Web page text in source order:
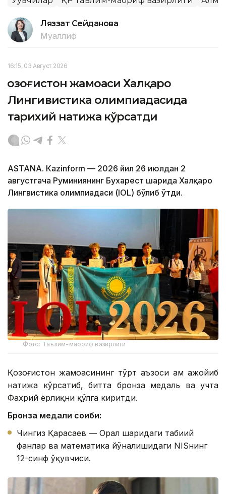
Ляззат Сейданова
Муаллиф
16:15, 03 Август 2026
Қозоғистон жамоаси Халқаро
Лингивистика олимпиадасида
тарихий натижа кўрсатди
ASTANА. Кazinform — 2026 йил 26 июлдан 2
августгача Руминиянинг Бухарест шаҳрида Халқаро
Лингвистика олимпиадаси (IOL) бўлиб ўтди.
Фото: Таълим-маориф вазирлиги
Қозоғистон жамоасининг тўрт аъзоси ҳам ажойиб
натижа кўрсатиб, битта бронза медаль ва учта
Фахрий ёрлиқни қўлга киритди.
Бронза медали соҳиби:
Чингиз Қарасаев — Орал шаҳридаги табиий
фанлар ва математика йўналишидаги NISнинг
12-синф ўқувчиси.